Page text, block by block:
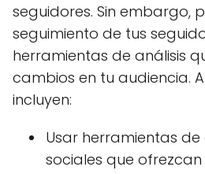
seguidores. Sin embargo,
seguimiento de tus
herramientas de análisis
cambios en tu audiencia.
incluyen:
Usar herramientas de
sociales que